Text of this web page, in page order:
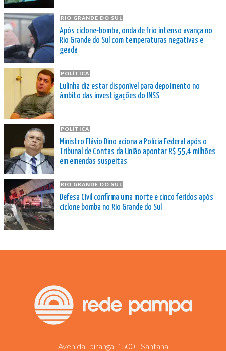
RIO GRANDE DO SUL
Após ciclone-bomba, onda de frio intenso avança no
Rio Grande do Sul com temperaturas negativas e
geada
POLÍTICA
Lulinha diz estar disponível para depoimento no
âmbito das investigações do INSS
POLÍTICA
Ministro Flávio Dino aciona a Polícia Federal após o
Tribunal de Contas da União apontar R$ 55,4 milhões
em emendas suspeitas
RIO GRANDE DO SUL
Defesa Civil confirma uma morte e cinco feridos após
ciclone bomba no Rio Grande do Sul
Avenida Ipiranga, 1500 - Santana